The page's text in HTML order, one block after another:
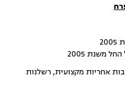
משנת 2005
אחריות מקצועית, רשלנות